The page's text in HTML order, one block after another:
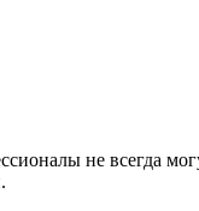
не всегда